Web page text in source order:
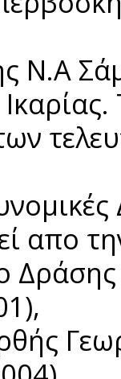
Ν.Α
απο